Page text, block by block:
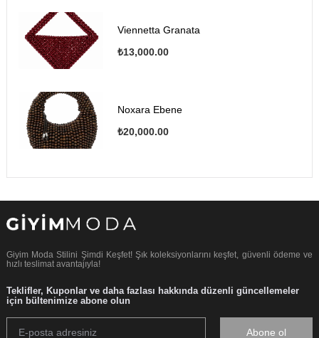
Viennetta Granata
₺13,000.00
Noxara Ebene
₺20,000.00
Giyim Moda Stilini Şimdi Keşfet! Şık koleksiyonlarını keşfet, güvenli ödeme ve
hızlı teslimat avantajıyla!
Teklifler, Kuponlar ve daha fazlası hakkında düzenli güncellemeler
için bültenimize abone olun
Abone ol